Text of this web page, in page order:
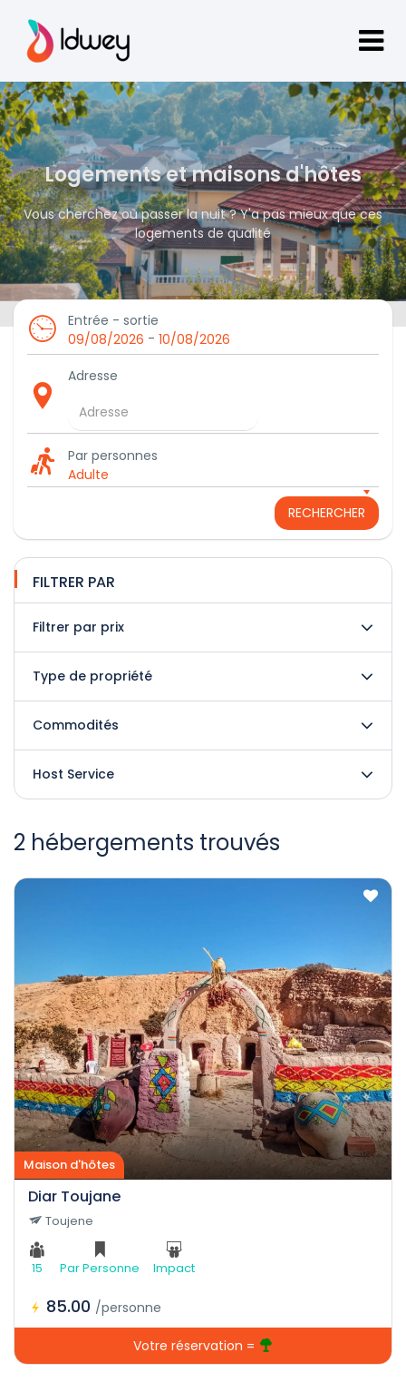
Logements et maisons d'hôtes
Vous cherchez où passer la nuit ? Y'a pas mieux que ces
logements de qualité
Entrée - sortie
09/08/2026 - 10/08/2026
Adresse
Par personnes
Adulte
RECHERCHER
FILTRER PAR
Filtrer par prix
Type de propriété
Commodités
Host Service
2 hébergements trouvés
Maison d'hôtes
Diar Toujane
Toujene
15 Par Personne Impact
85.00 /personne
Votre réservation =